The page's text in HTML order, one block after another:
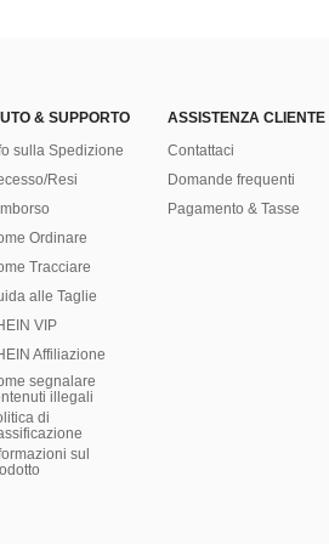
& SUPPORTO
sulla Spedizione
Resi
Ordinare
Tracciare
alle Taglie
VIP
Affiliazione
segnalare
illegali
di
sul
ASSISTENZA CLIENTE
Contattaci
Domande frequenti
Pagamento & Tasse